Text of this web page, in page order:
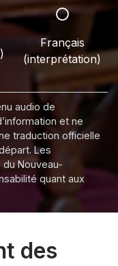
Français
(interprétation)
audio de
et ne
traduction officielle
Les
Nouveau-
quant aux
des